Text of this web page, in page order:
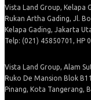
Vista Land Group, Kelapa
Rukan Artha Gading, Jl.
Kelapa Gading, Jakarta
Telp: (021) 45850701, HP
Vista Land Group, Alam
Ruko De Mansion Blok
Pinang, Kota Tangerang,